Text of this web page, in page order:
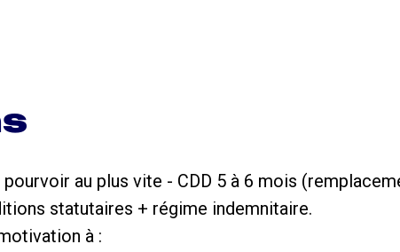
au plus vite - CDD 5 à 6 mois
statutaires + régime indemnitaire.
à :